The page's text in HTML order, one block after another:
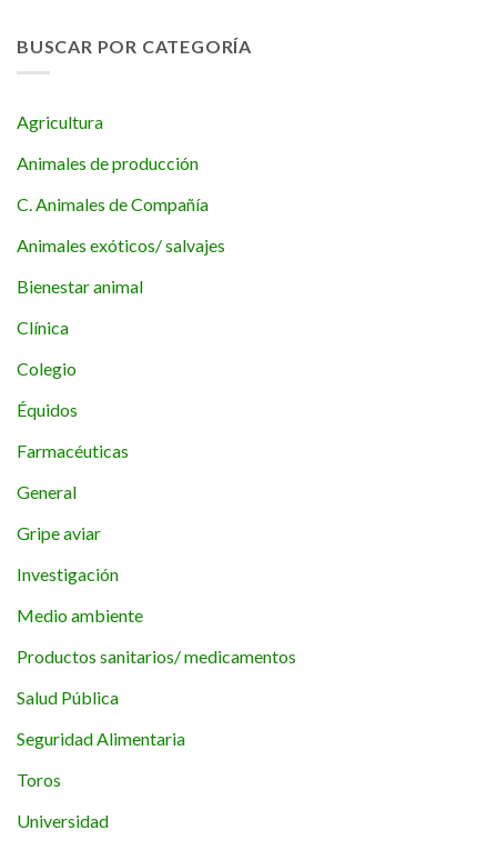
BUSCAR POR CATEGORÍA
Agricultura
Animales de producción
C. Animales de Compañía
Animales exóticos/ salvajes
Bienestar animal
Clínica
Colegio
Équidos
Farmacéuticas
General
Gripe aviar
Investigación
Medio ambiente
Productos sanitarios/ medicamentos
Salud Pública
Seguridad Alimentaria
Toros
Universidad